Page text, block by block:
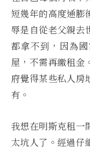
短幾年的高度通膨
辱是自從老父親去
都拿不到，因為
屋，不需再繳租金
府覺得某些私人房
有。
我想在明斯克租一
太坑人了。經過仔